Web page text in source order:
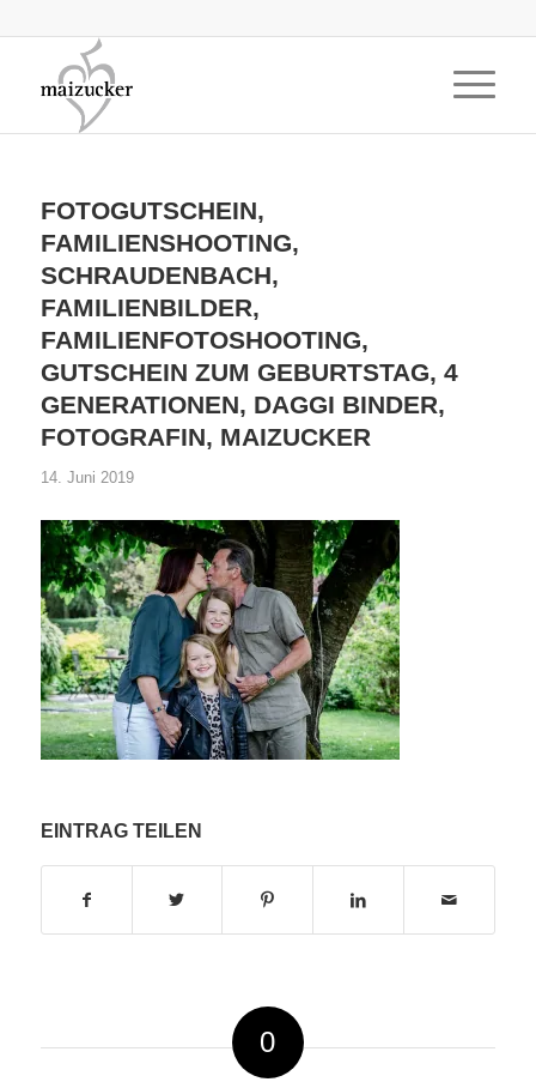
FOTOGUTSCHEIN,
FAMILIENSHOOTING,
SCHRAUDENBACH,
FAMILIENBILDER,
FAMILIENFOTOSHOOTING,
GUTSCHEIN ZUM GEBURTSTAG, 4
GENERATIONEN, DAGGI BINDER,
FOTOGRAFIN, MAIZUCKER
14. Juni 2019
EINTRAG TEILEN
0